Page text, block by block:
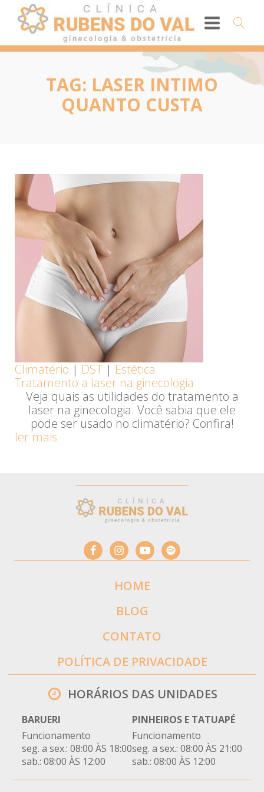
TAG: LASER INTIMO
QUANTO CUSTA
Climatério | DST | Estética
Tratamento a laser na ginecologia
Veja quais as utilidades do tratamento a
laser na ginecologia. Você sabia que ele
pode ser usado no climatério? Confira!
ler mais
HOME
BLOG
CONTATO
POLÍTICA DE PRIVACIDADE
HORÁRIOS DAS UNIDADES
BARUERI
Funcionamento
seg. a sex.: 08:00 ÀS 18:00
sab.: 08:00 ÀS 12:00
PINHEIROS E TATUAPÉ
Funcionamento
seg. a sex.: 08:00 ÀS 21:00
sab.: 08:00 ÀS 12:00